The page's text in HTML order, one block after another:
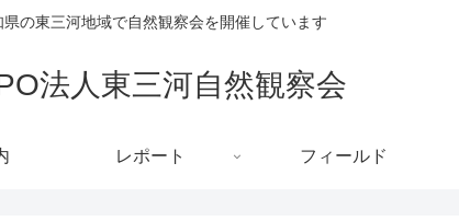
県の東三河地域で自然観察会を開催しています
レポート フィールド